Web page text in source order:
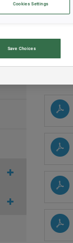
Cookies Settings
Save Choices